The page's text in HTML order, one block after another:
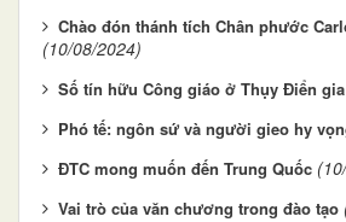
Chào đón thánh tích Chân phước
(10/08/2024)
Số tín hữu Công giáo ở Thụy Điển
Phó tế: ngôn sứ và người gieo hy
ĐTC mong muốn đến Trung Quốc
Vai trò của văn chương trong đào tạo